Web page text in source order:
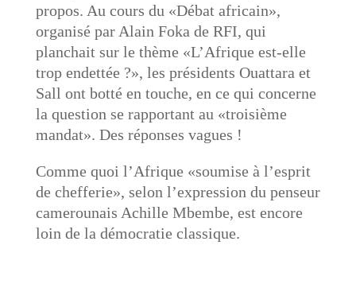
propos. Au cours du «Débat africain»,
organisé par Alain Foka de RFI, qui
planchait sur le thème «L’Afrique est-elle
trop endettée ?», les présidents Ouattara et
Sall ont botté en touche, en ce qui concerne
la question se rapportant au «troisième
mandat». Des réponses vagues !
Comme quoi l’Afrique «soumise à l’esprit
de chefferie», selon l’expression du penseur
camerounais Achille Mbembe, est encore
loin de la démocratie classique.​